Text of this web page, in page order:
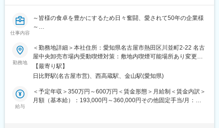
■働きやすさを重視しています！（ママさんも歓迎！）：
福祉業界はハードで休みが取りにくいイメージが強く根付いてし
＜具体的に＞
・平日の休みは希望を取るためプライベートの予定も調整しやす
い！
・有給繋げて3日以上の連休も取得可！
可！
・お子さんの突発的な発熱によるお休みにも柔軟に対応いたしま
仕事内容
～皆様の食卓を豊かにするため日々奮闘、愛されて50年の企業様
～
て勤務です。
■概要：鮮魚仲卸、水産物のお取り寄せを運営する当社で商品販売
(営業、商品の仕入れ、市場内での荷捌き)を担当頂きます。
■具体的には：
当社では日々新鮮な水産物を扱う卸商社として事業を運営してお
勤務地
＜勤務地詳細＞本社住所：愛知県名古屋市熱田区川並町2-22 名古
屋中央卸売市場内受動喫煙対策：敷地内喫煙可能場所あり変更の
範囲：無
【最寄り駅】
日比野駅(名古屋市営)、西高蔵駅、金山駅(愛知県)
給与
＜予定年収＞350万円～600万円＜賃金形態＞月給制＜賃金内訳＞
月額（基本給）：193,000円～360,000円その他固定手当/月：